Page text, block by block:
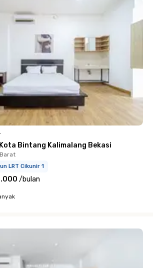
Bintang Kalimalang Bekasi
LRT Cikunir 1
/bulan